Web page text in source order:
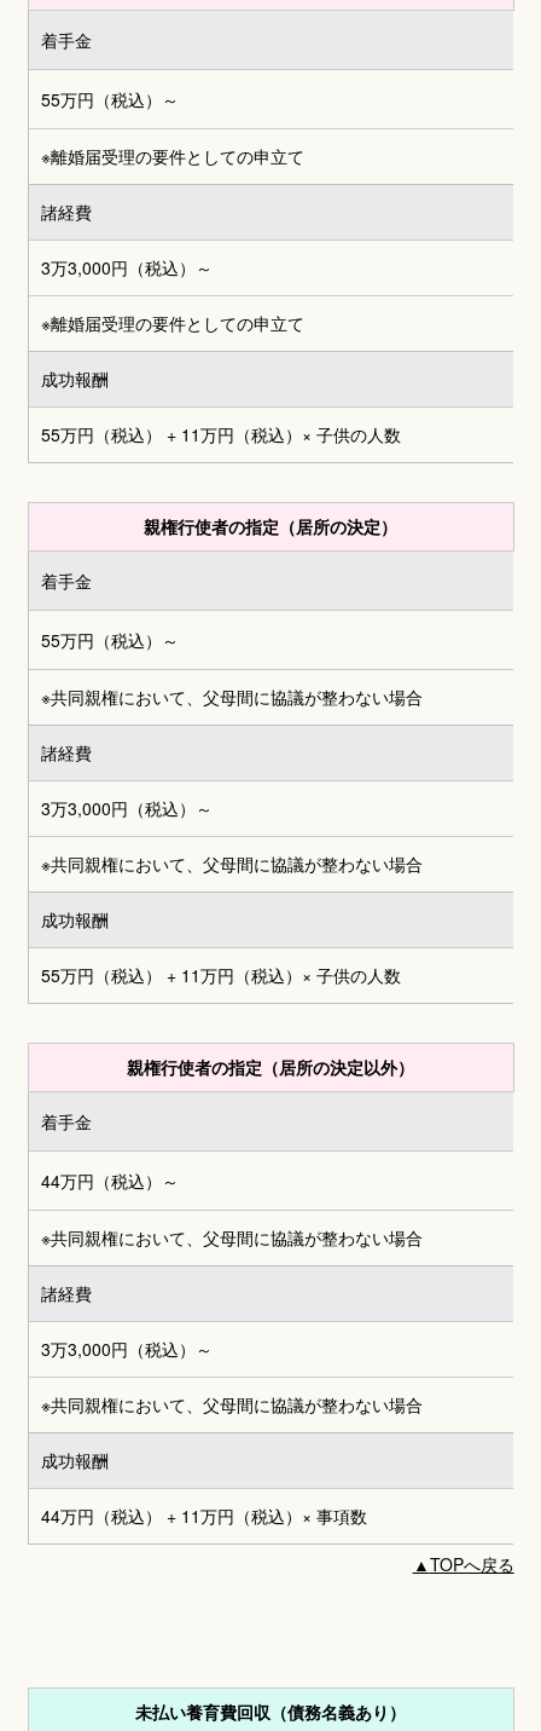
着手金
55万円（税込）～
※離婚届受理の要件としての申立て
諸経費
3万3,000円 （税込）～
※離婚届受理の要件としての申立て
成功報酬
55万円（税込） + 11万円（税込） × 子供の人数
親権行使者の指定（居所の決定）
着手金
55万円（税込）～
※共同親権において、父母間に協議が整わない場合
諸経費
3万3,000円 （税込）～
※共同親権において、父母間に協議が整わない場合
成功報酬
55万円（税込） + 11万円（税込） × 子供の人数
親権行使者の指定（居所の決定以外）
着手金
44万円（税込）～
※共同親権において、父母間に協議が整わない場合
諸経費
3万3,000円 （税込）～
※共同親権において、父母間に協議が整わない場合
成功報酬
44万円（税込） + 11万円（税込） × 事項数
▲TOPへ戻る
未払い養育費回収（債務名義あり）